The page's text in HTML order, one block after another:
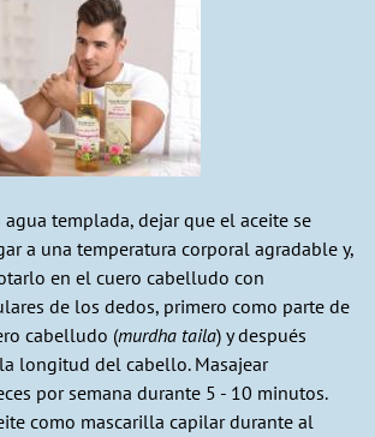
agua templada, dejar que el aceite se
a una temperatura corporal agradable y,
en el cuero cabelludo con
de los dedos, primero como parte de
cabelludo (murdha taila) y después
longitud del cabello. Masajear
por semana durante 5 - 10 minutos.
como mascarilla capilar durante al